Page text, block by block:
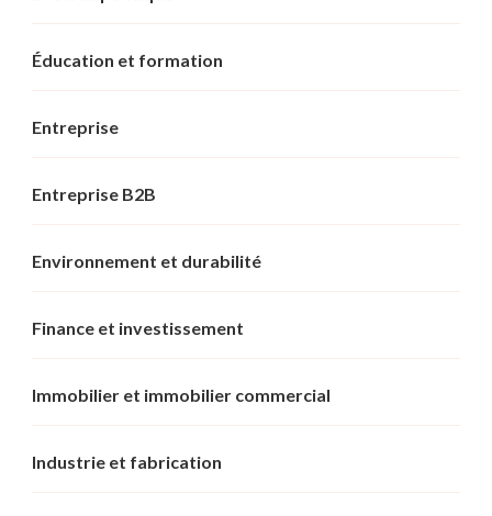
Éducation et formation
Entreprise
Entreprise B2B
Environnement et durabilité
Finance et investissement
Immobilier et immobilier commercial
Industrie et fabrication